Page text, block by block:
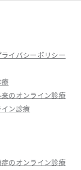
ライバシーポリシー
療
来のオンライン診療
ン診療
のオンライン診療